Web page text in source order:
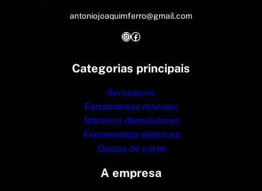
antoniojoaquimferro@gmail.com
InstagramFacebook
Categorias principais
Berbequins
Ferramentas manuais
Martelos demolidores
Ferramentas elétricas
Discos de corte
A empresa